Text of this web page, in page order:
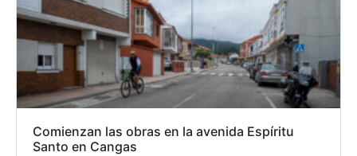
Comienzan las obras en la avenida Espíritu
Santo en Cangas